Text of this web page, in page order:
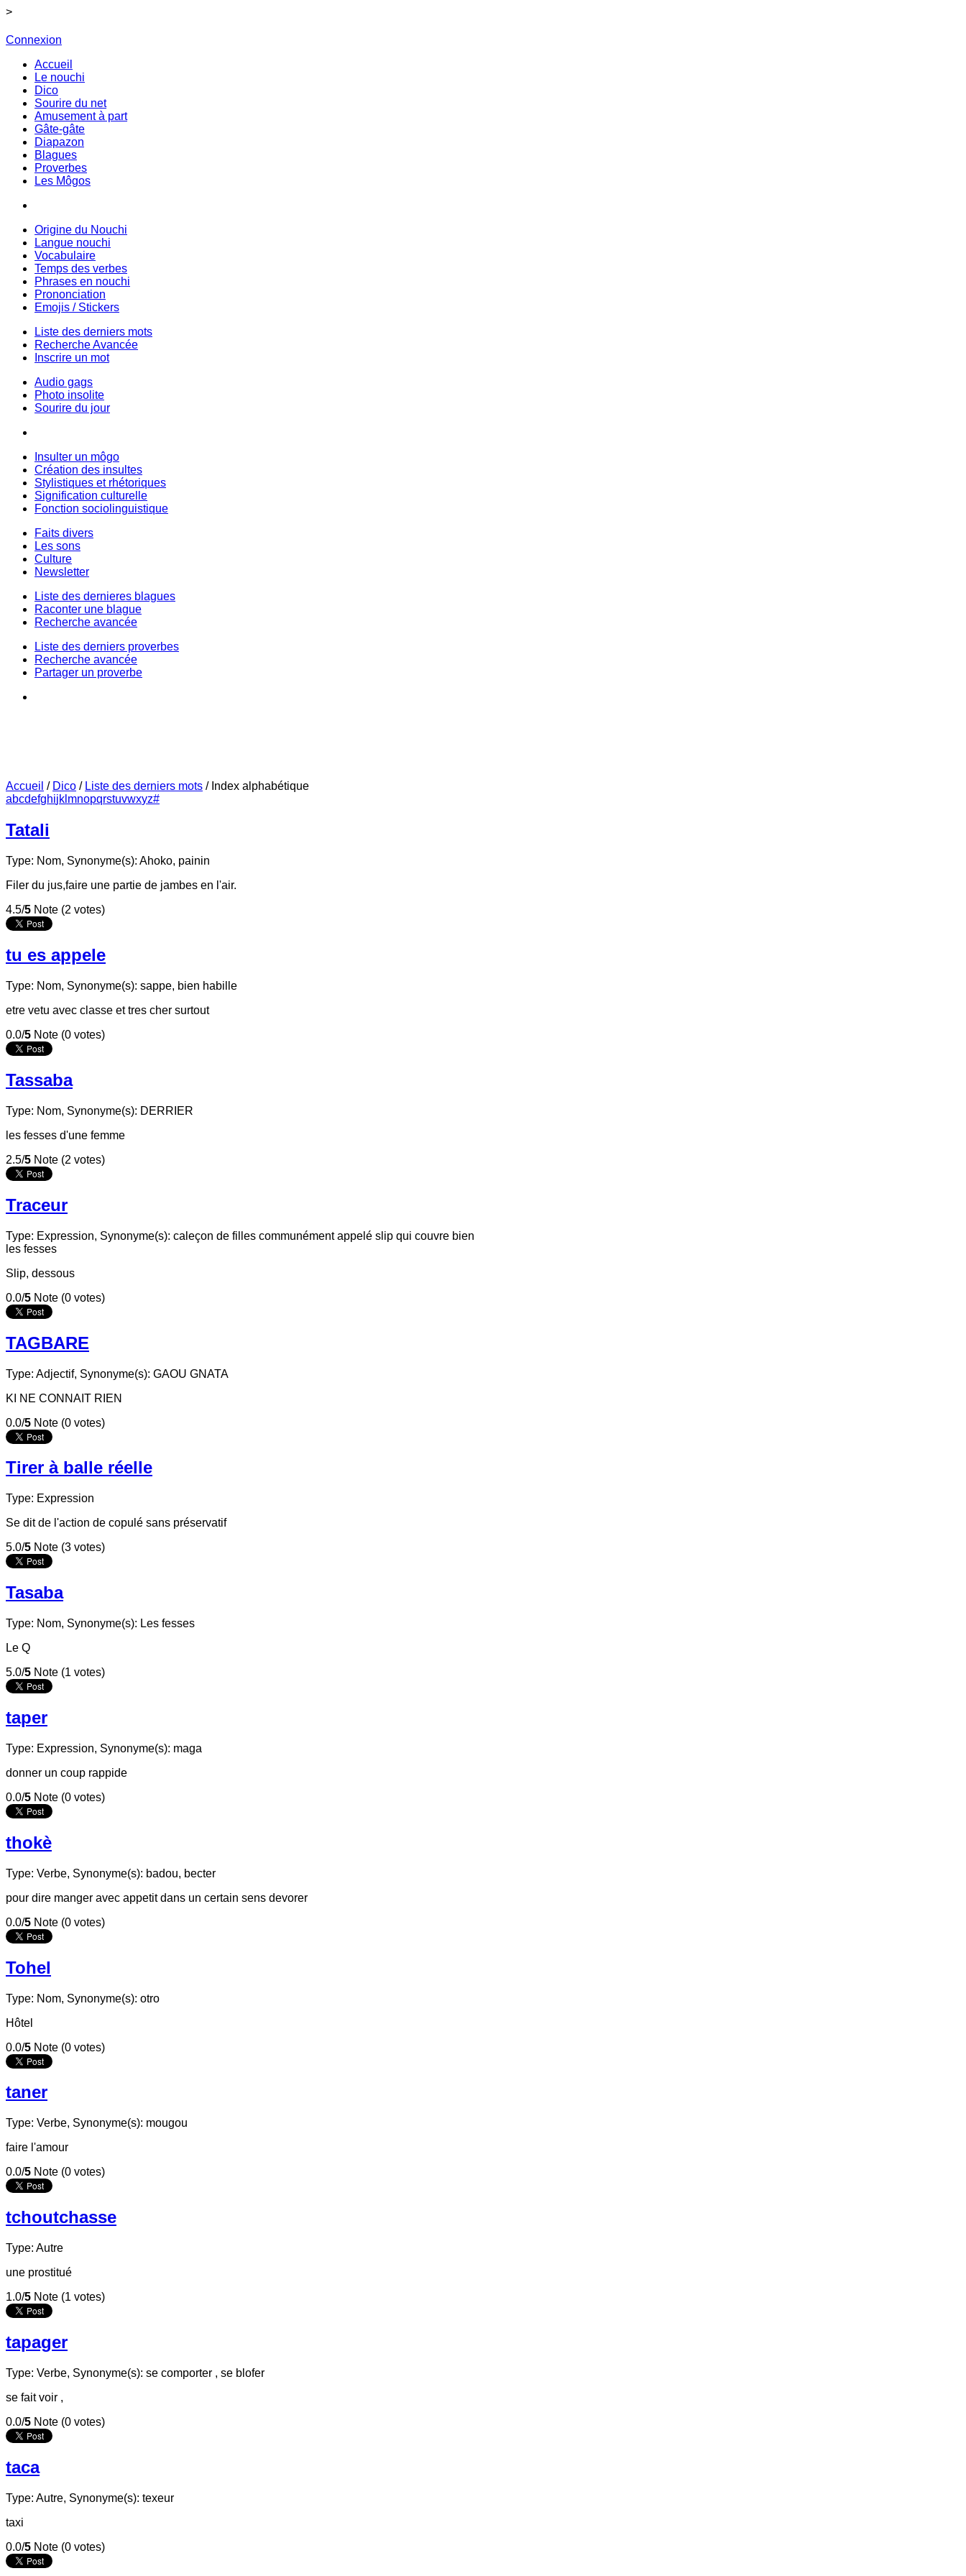
>
Connexion
Accueil
Le nouchi
Dico
Sourire du net
Amusement à part
Gâte-gâte
Diapazon
Blagues
Proverbes
Les Môgos
Origine du Nouchi
Langue nouchi
Vocabulaire
Temps des verbes
Phrases en nouchi
Prononciation
Emojis / Stickers
Liste des derniers mots
Recherche Avancée
Inscrire un mot
Audio gags
Photo insolite
Sourire du jour
Insulter un môgo
Création des insultes
Stylistiques et rhétoriques
Signification culturelle
Fonction sociolinguistique
Faits divers
Les sons
Culture
Newsletter
Liste des dernieres blagues
Raconter une blague
Recherche avancée
Liste des derniers proverbes
Recherche avancée
Partager un proverbe
Accueil / Dico / Liste des derniers mots / Index alphabétique
abcdefghijk mnopqrstuvwxyz#
Tatali
Type: Nom, Synonyme(s): Ahoko, painin
Filer du jus,faire une partie de jambes en l'air.
4.5/5 Note (2 votes)
tu es appele
Type: Nom, Synonyme(s): sappe, bien habille
etre vetu avec classe et tres cher surtout
0.0/5 Note (0 votes)
Tassaba
Type: Nom, Synonyme(s): DERRIER
les fesses d'une femme
2.5/5 Note (2 votes)
Traceur
Type: Expression, Synonyme(s): caleçon de filles communément appelé slip qui couvre bien
les fesses
Slip, dessous
0.0/5 Note (0 votes)
TAGBARE
Type: Adjectif, Synonyme(s): GAOU GNATA
KI NE CONNAIT RIEN
0.0/5 Note (0 votes)
Tirer à balle réelle
Type: Expression
Se dit de l'action de copulé sans préservatif
5.0/5 Note (3 votes)
Tasaba
Type: Nom, Synonyme(s): Les fesses
Le Q
5.0/5 Note (1 votes)
taper
Type: Expression, Synonyme(s): maga
donner un coup rappide
0.0/5 Note (0 votes)
thokè
Type: Verbe, Synonyme(s): badou, becter
pour dire manger avec appetit dans un certain sens devorer
0.0/5 Note (0 votes)
Tohel
Type: Nom, Synonyme(s): otro
Hôtel
0.0/5 Note (0 votes)
taner
Type: Verbe, Synonyme(s): mougou
faire l'amour
0.0/5 Note (0 votes)
tchoutchasse
Type: Autre
une prostitué
1.0/5 Note (1 votes)
tapager
Type: Verbe, Synonyme(s): se comporter , se blofer
se fait voir ,
0.0/5 Note (0 votes)
taca
Type: Autre, Synonyme(s): texeur
taxi
0.0/5 Note (0 votes)